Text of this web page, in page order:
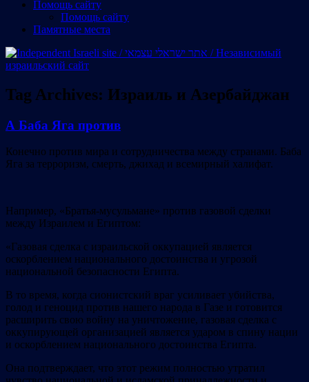
Помощь сайту
Помощь сайту
Памятные места
Tag Archives: Израиль и Азербайджан
А Баба Яга против
Конечно против мира и сотрудничества между странами. Баба
Яга за терроризм, смерть, джихад и всемирный халифат.
Например, «Братья-мусульмане» против газовой сделки
между Израилем и Египтом:
«Газовая сделка с израильской оккупацией является
оскорблением национального достоинства и угрозой
национальной безопасности Египта.
В то время, когда сионистский враг усиливает убийства,
голод и геноцид против нашего народа в Газе и готовится
расширить свою войну на уничтожение, газовая сделка с
оккупирующей организацией является ударом в спину нации
и оскорблением национального достоинства Египта.
Она подтверждает, что этот режим полностью утратил